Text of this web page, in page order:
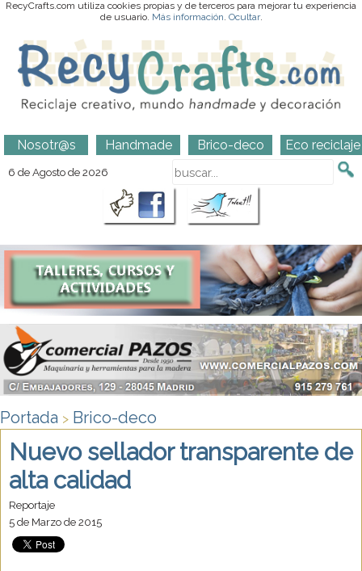
RecyCrafts.com utiliza cookies propias y de terceros para mejorar tu experiencia
de usuario. Más información. Ocultar.
Nosotr@s Handmade Brico-deco Eco reciclaje
6 de Agosto de 2026
Portada > Brico-deco
Nuevo sellador transparente de
alta calidad
Reportaje
5 de Marzo de 2015